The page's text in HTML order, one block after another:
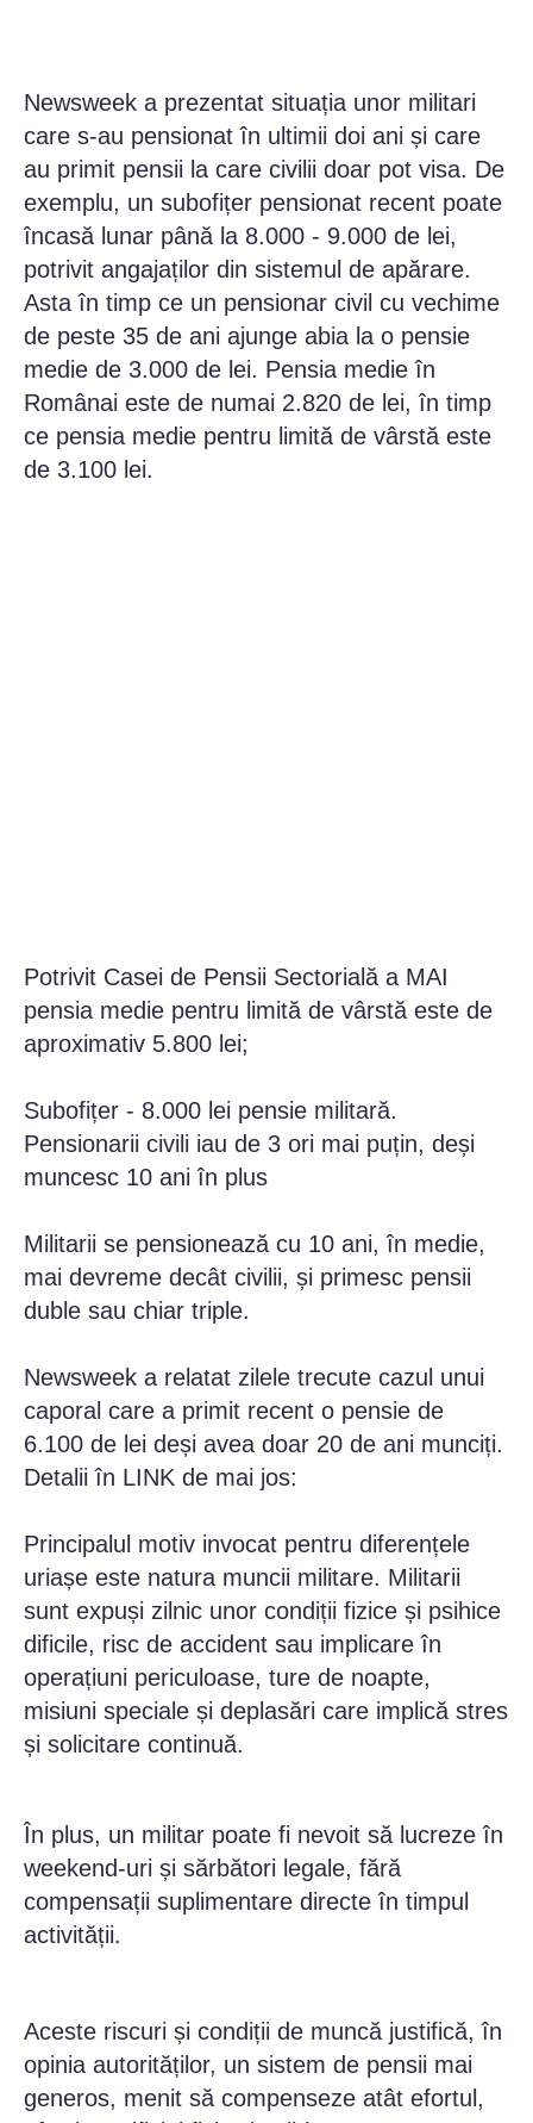
Newsweek a prezentat situația unor militari
care s-au pensionat în ultimii doi ani și care
au primit pensii la care civilii doar pot visa. De
exemplu, un subofițer pensionat recent poate
încasă lunar până la 8.000 - 9.000 de lei,
potrivit angajaților din sistemul de apărare.
Asta în timp ce un pensionar civil cu vechime
de peste 35 de ani ajunge abia la o pensie
medie de 3.000 de lei. Pensia medie în
Românai este de numai 2.820 de lei, în timp
ce pensia medie pentru limită de vârstă este
de 3.100 lei.
Potrivit Casei de Pensii Sectorială a MAI
pensia medie pentru limită de vârstă este de
aproximativ 5.800 lei;
Subofițer - 8.000 lei pensie militară.
Pensionarii civili iau de 3 ori mai puțin, deși
muncesc 10 ani în plus
Militarii se pensionează cu 10 ani, în medie,
mai devreme decât civilii, și primesc pensii
duble sau chiar triple.
Newsweek a relatat zilele trecute cazul unui
caporal care a primit recent o pensie de
6.100 de lei deși avea doar 20 de ani munciți.
Detalii în LINK de mai jos:
Principalul motiv invocat pentru diferențele
uriașe este natura muncii militare. Militarii
sunt expuși zilnic unor condiții fizice și psihice
dificile, risc de accident sau implicare în
operațiuni periculoase, ture de noapte,
misiuni speciale și deplasări care implică stres
și solicitare continuă.
În plus, un militar poate fi nevoit să lucreze în
weekend-uri și sărbători legale, fără
compensații suplimentare directe în timpul
activității.
Aceste riscuri și condiții de muncă justifică, în
opinia autorităților, un sistem de pensii mai
generos, menit să compenseze atât efortul,